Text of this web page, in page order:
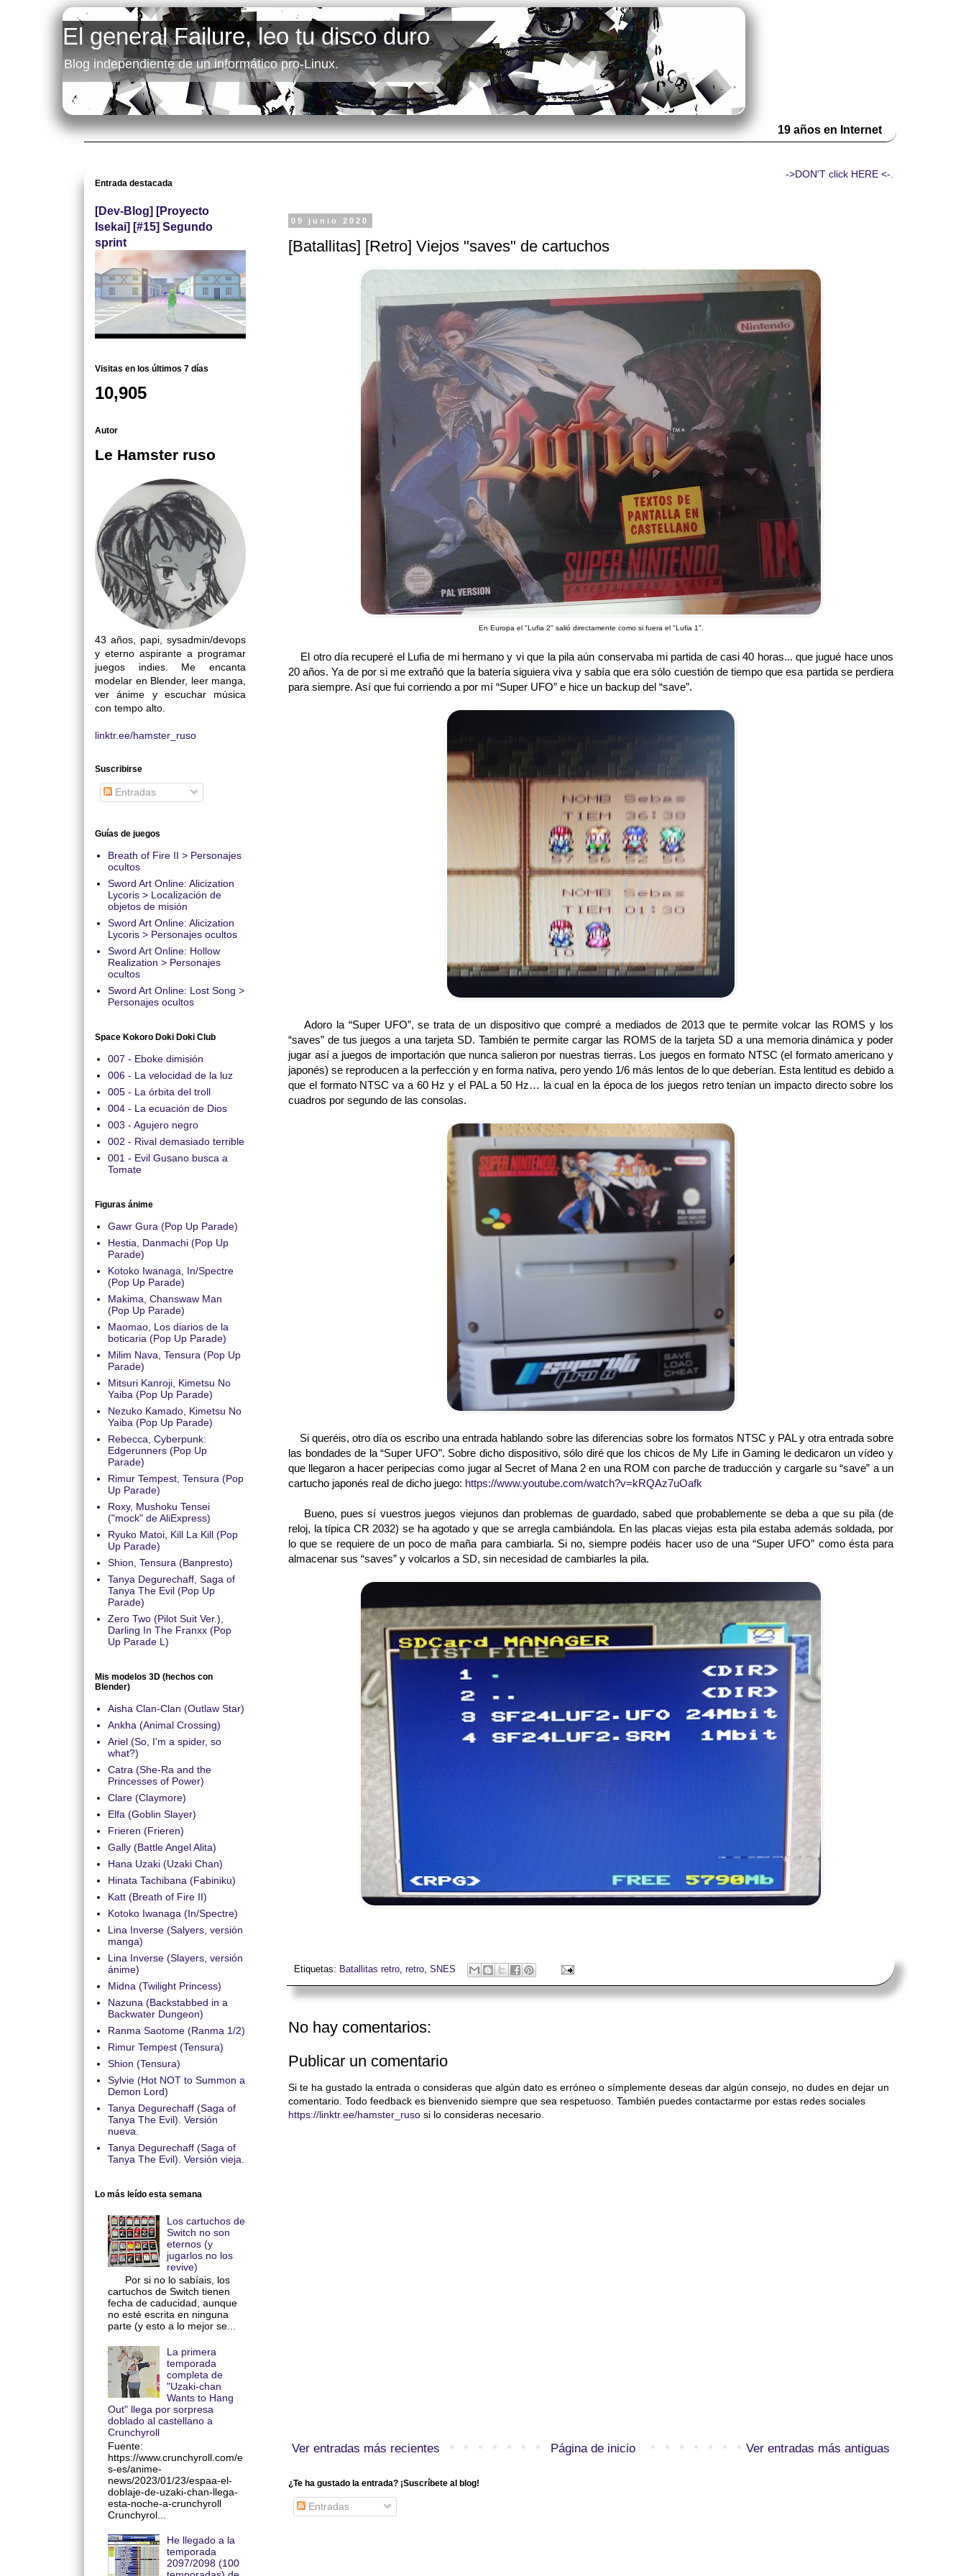
El general Failure, leo tu disco duro
Blog independiente de un informático pro-Linux.
19 años en Internet
->DON'T click HERE <-.
09 junio 2020
[Batallitas] [Retro] Viejos "saves" de cartuchos
En Europa el "Lufia 2" salió directamente como si fuera el "Lufia 1".
El otro día recuperé el Lufia de mi hermano y vi que la pila aún conservaba mi partida de casi 40 horas... que jugué hace unos
20 años. Ya de por si me extrañó que la batería siguiera viva y sabía que era sólo cuestión de tiempo que esa partida se perdiera
para siempre. Así que fui corriendo a por mí “Super UFO” e hice un backup del “save”.
Adoro la “Super UFO”, se trata de un dispositivo que compré a mediados de 2013 que te permite volcar las ROMS y los
“saves” de tus juegos a una tarjeta SD. También te permite cargar las ROMS de la tarjeta SD a una memoria dinámica y poder
jugar así a juegos de importación que nunca salieron por nuestras tierras. Los juegos en formato NTSC (el formato americano y
japonés) se reproducen a la perfección y en forma nativa, pero yendo 1/6 más lentos de lo que deberían. Esta lentitud es debido a
que el formato NTSC va a 60 Hz y el PAL a 50 Hz… la cual en la época de los juegos retro tenían un impacto directo sobre los
cuadros por segundo de las consolas.
Si queréis, otro día os escribo una entrada hablando sobre las diferencias sobre los formatos NTSC y PAL y otra entrada sobre
las bondades de la “Super UFO”. Sobre dicho dispositivo, sólo diré que los chicos de My Life in Gaming le dedicaron un vídeo y
que llegaron a hacer peripecias como jugar al Secret of Mana 2 en una ROM con parche de traducción y cargarle su “save” a un
cartucho japonés real de dicho juego: https://www.youtube.com/watch?v=kRQAz7uOafk
Bueno, pues sí vuestros juegos viejunos dan problemas de guardado, sabed que probablemente se deba a que su pila (de
reloj, la típica CR 2032) se ha agotado y que se arregla cambiándola. En las placas viejas esta pila estaba además soldada, por
lo que se requiere de un poco de maña para cambiarla. Si no, siempre podéis hacer uso de una “Super UFO” como ésta para
almacenar sus “saves” y volcarlos a SD, sin necesidad de cambiarles la pila.
Etiquetas: Batallitas retro, retro, SNES
No hay comentarios:
Publicar un comentario
Si te ha gustado la entrada o consideras que algún dato es erróneo o símplemente deseas dar algún consejo, no dudes en dejar un
comentario. Todo feedback es bienvenido siempre que sea respetuoso. También puedes contactarme por estas redes sociales
https://linktr.ee/hamster_ruso si lo consideras necesario.
Ver entradas más recientes Ver entradas más antiguas
Página de inicio
¿Te ha gustado la entrada? ¡Suscríbete al blog!
Entradas
Entrada destacada
[Dev-Blog] [Proyecto
Isekai] [#15] Segundo
sprint
Visitas en los últimos 7 días
10,905
Autor
Le Hamster ruso
43 años, papi, sysadmin/devops
y eterno aspirante a programar
juegos indies. Me encanta
modelar en Blender, leer manga,
ver ánime y escuchar música
con tempo alto.
linktr.ee/hamster_ruso
Suscribirse
Entradas
Guías de juegos
Breath of Fire II > Personajes
ocultos
Sword Art Online: Alicization
Lycoris > Localización de
objetos de misión
Sword Art Online: Alicization
Lycoris > Personajes ocultos
Sword Art Online: Hollow
Realization > Personajes
ocultos
Sword Art Online: Lost Song >
Personajes ocultos
Space Kokoro Doki Doki Club
007 - Eboke dimisión
006 - La velocidad de la luz
005 - La órbita del troll
004 - La ecuación de Dios
003 - Agujero negro
002 - Rival demasiado terrible
001 - Evil Gusano busca a
Tomate
Figuras ánime
Gawr Gura (Pop Up Parade)
Hestia, Danmachi (Pop Up
Parade)
Kotoko Iwanaga, In/Spectre
(Pop Up Parade)
Makima, Chanswaw Man
(Pop Up Parade)
Maomao, Los diarios de la
boticaria (Pop Up Parade)
Milim Nava, Tensura (Pop Up
Parade)
Mitsuri Kanroji, Kimetsu No
Yaiba (Pop Up Parade)
Nezuko Kamado, Kimetsu No
Yaiba (Pop Up Parade)
Rebecca, Cyberpunk:
Edgerunners (Pop Up
Parade)
Rimur Tempest, Tensura (Pop
Up Parade)
Roxy, Mushoku Tensei
("mock" de AliExpress)
Ryuko Matoi, Kill La Kill (Pop
Up Parade)
Shion, Tensura (Banpresto)
Tanya Degurechaff, Saga of
Tanya The Evil (Pop Up
Parade)
Zero Two (Pilot Suit Ver.),
Darling In The Franxx (Pop
Up Parade L)
Mis modelos 3D (hechos con
Blender)
Aisha Clan-Clan (Outlaw Star)
Ankha (Animal Crossing)
Ariel (So, I'm a spider, so
what?)
Catra (She-Ra and the
Princesses of Power)
Clare (Claymore)
Elfa (Goblin Slayer)
Frieren (Frieren)
Gally (Battle Angel Alita)
Hana Uzaki (Uzaki Chan)
Hinata Tachibana (Fabiniku)
Katt (Breath of Fire II)
Kotoko Iwanaga (In/Spectre)
Lina Inverse (Salyers, versión
manga)
Lina Inverse (Slayers, versión
ánime)
Midna (Twilight Princess)
Nazuna (Backstabbed in a
Backwater Dungeon)
Ranma Saotome (Ranma 1/2)
Rimur Tempest (Tensura)
Shion (Tensura)
Sylvie (Hot NOT to Summon a
Demon Lord)
Tanya Degurechaff (Saga of
Tanya The Evil). Versión
nueva.
Tanya Degurechaff (Saga of
Tanya The Evil). Versión vieja.
Lo más leído esta semana
Los cartuchos de
Switch no son
eternos (y
jugarlos no los
revive)
Por si no lo sabíais, los
cartuchos de Switch tienen
fecha de caducidad, aunque
no esté escrita en ninguna
parte (y esto a lo mejor se...
La primera
temporada
completa de
"Uzaki-chan
Wants to Hang
Out" llega por sorpresa
doblado al castellano a
Crunchyroll
Fuente:
https://www.crunchyroll.com/e
s-es/anime-
news/2023/01/23/espaa-el-
doblaje-de-uzaki-chan-llega-
esta-noche-a-crunchyroll
Crunchyrol...
He llegado a la
temporada
2097/2098 (100